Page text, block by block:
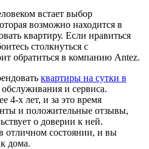
встает выбор
возможно находится в
квартиру. Если нравиться
столкнуться с
обратиться в компанию Antez.
квартиры на сутки в
и сервиса.
4-х лет, и за это время
и положительные отзывы,
о доверии к ней.
отличном состоянии, и вы
дома.